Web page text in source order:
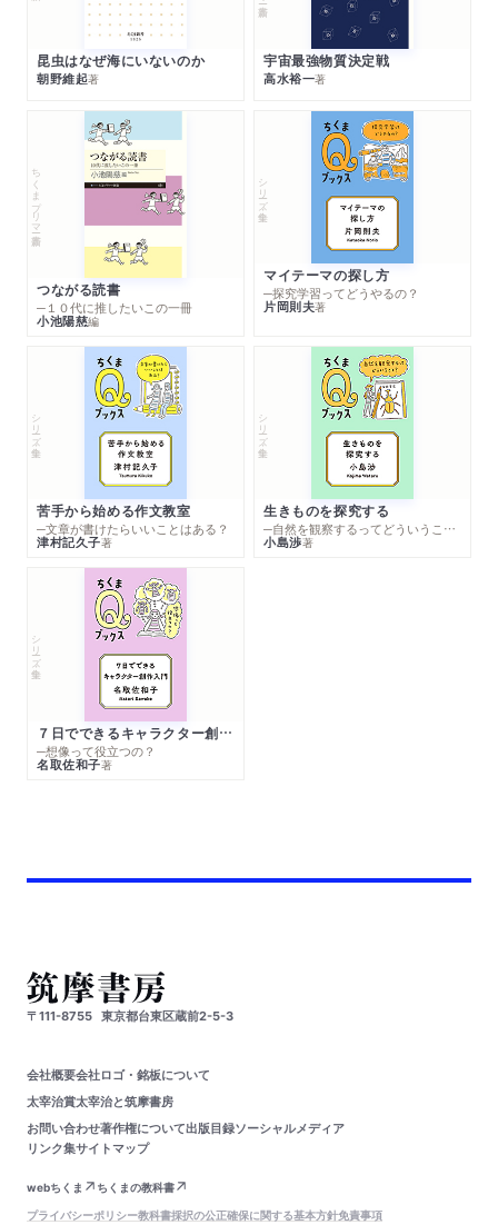
昆虫はなぜ海にいないのか
朝野維起著
宇宙最強物質決定戦
高水裕一著
ちくまプリマー新書
つながる読書
─１０代に推したいこの一冊
小池陽慈編
シリーズ・全集
マイテーマの探し方
─探究学習ってどうやるの？
片岡則夫著
シリーズ・全集
苦手から始める作文教室
─文章が書けたらいいことはある？
津村記久子著
シリーズ・全集
生きものを探究する
─自然を観察するってどういうこと？
小島渉著
シリーズ・全集
７日でできるキャラクター創作入門
─想像って役立つの？
名取佐和子著
〒111-8755 東京都台東区蔵前2-5-3
会社概要会社ロゴ・銘板について
太宰治賞太宰治と筑摩書房
お問い合わせ著作権について出版目録ソーシャルメディア
リンク集サイトマップ
webちくま
ちくまの教科書
プライバシーポリシー教科書採択の公正確保に関する基本方針免責事項